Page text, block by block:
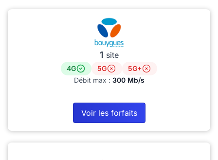
1 site
4G 5G
5G+
Débit max : 300 Mb/s
Voir les forfaits